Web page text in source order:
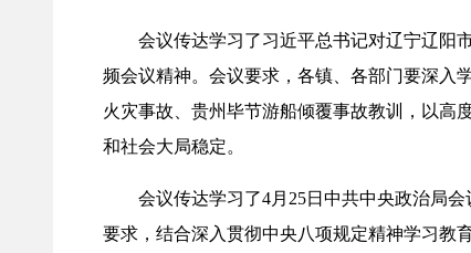
会议传达学习了习近平总书记对辽宁辽阳市
频会议精神。会议要求，各镇、各部门要深入
火灾事故、贵州毕节游船倾覆事故教训，以高
和社会大局稳定。
会议传达学习了4月25日中共中央政治局会
要求，结合深入贯彻中央八项规定精神学习教